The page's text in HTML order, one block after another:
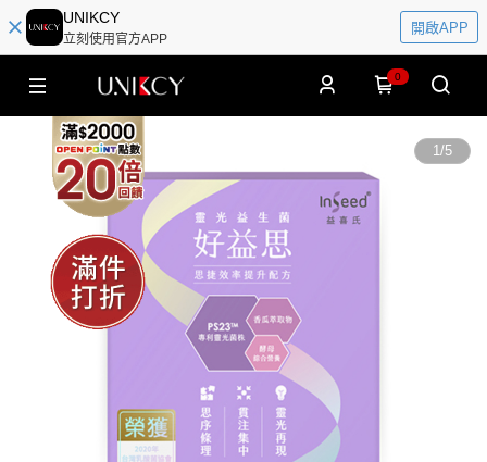
UNIKCY
立刻使用官方APP
開啟APP
0
1/5